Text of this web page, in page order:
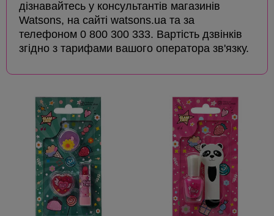
дізнавайтесь у консультантів магазинів
Watsons, на сайті watsons.ua та за
телефоном 0 800 300 333. Вартість дзвінків
згідно з тарифами вашого оператора зв'язку.